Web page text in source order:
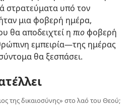
στρατεύματα υπό τον
μια φοβερή ημέρα,
θα αποδειχτεί η πιο φοβερή
εμπειρία—της ημέρας
θα ξεσπάσει.
της δικαιοσύνης» στο λαό του Θεού;